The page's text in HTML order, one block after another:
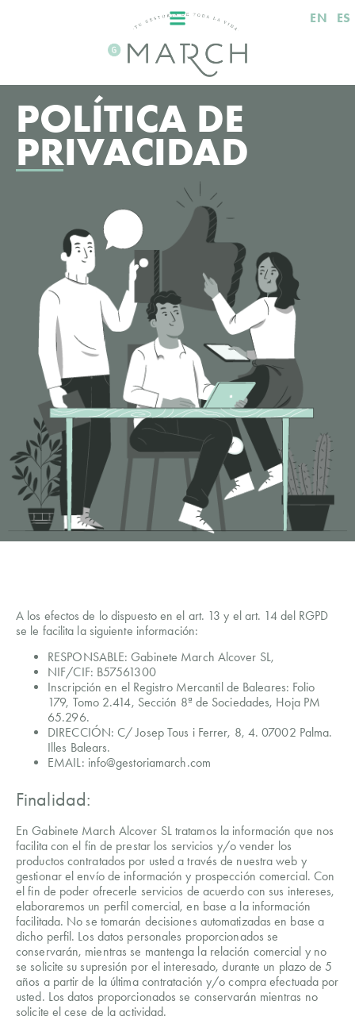
EN ES
POLÍTICA DE
PRIVACIDAD
A los efectos de lo dispuesto en el art. 13 y el art. 14 del RGPD
se le facilita la siguiente información:
RESPONSABLE: Gabinete March Alcover SL,
NIF/CIF: B57561300
Inscripción en el Registro Mercantil de Baleares: Folio
179, Tomo 2.414, Sección 8ª de Sociedades, Hoja PM
65.296.
DIRECCIÓN: C/ Josep Tous i Ferrer, 8, 4. 07002 Palma.
Illes Balears.
EMAIL: info@gestoriamarch.com
Finalidad:
En Gabinete March Alcover SL tratamos la información que nos
facilita con el fin de prestar los servicios y/o vender los
productos contratados por usted a través de nuestra web y
gestionar el envío de información y prospección comercial. Con
el fin de poder ofrecerle servicios de acuerdo con sus intereses,
elaboraremos un perfil comercial, en base a la información
facilitada. No se tomarán decisiones automatizadas en base a
dicho perfil. Los datos personales proporcionados se
conservarán, mientras se mantenga la relación comercial y no
se solicite su supresión por el interesado, durante un plazo de 5
años a partir de la última contratación y/o compra efectuada por
usted. Los datos proporcionados se conservarán mientras no
solicite el cese de la actividad.